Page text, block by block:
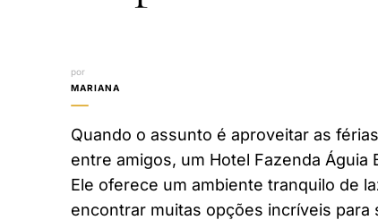
por
MARIANA
Quando o assunto é aproveitar as
entre amigos, um Hotel Fazenda Águia
Ele oferece um ambiente tranquilo de
encontrar muitas opções incríveis